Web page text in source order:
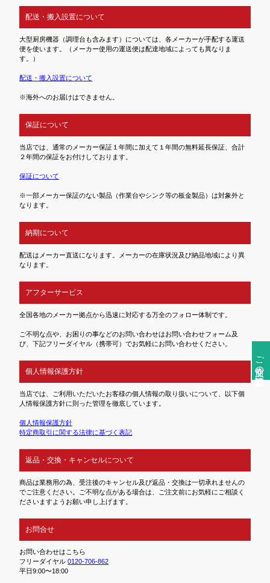
ご注文前の確認事項
配送・搬入設置について
大型厨房機器（調理台も含みます）については、各メーカーが手配する運送
便を使います。（メーカー使用の運送便は配達地域によっても異なりま
す。）
配送・搬入設置について
※海外へのお届けはできません。
保証について
当店では、通常のメーカー保証１年間に加えて１年間の無料延長保証、合計
２年間の保証をお付けしております。
保証について
※一部メーカー保証のない製品（作業台やシンク等の板金製品）は対象外と
なります。
納期について
配送はメーカー直送になります。メーカーの在庫状況及び納品地域により異
なります。
アフターサービス
全国各地のメーカー拠点から迅速に対応する万全のフォロー体制です。
ご不明な点や、お困りの事などのお問い合わせはお問い合わせフォーム及
び、下記フリーダイヤル（携帯可）でお気軽にお問い合わせください。
個人情報保護方針
当店では、ご利用いただいたお客様の個人情報の取り扱いについて、以下個
人情報保護方針に則った管理を徹底しています。
個人情報保護方針
特定商取引に関する法律に基づく表記
返品・交換・キャンセルについて
商品は業務用の為、受注後のキャンセル及び返品・交換は一切承れませんの
でご注意ください。ご不明な点がある場合は、ご注文前にお気軽にご相談く
ださいますようお願い申し上げます。
お問合せ
お問い合わせはこちら
フリーダイヤル0120-706-862
平日9:00〜18:00